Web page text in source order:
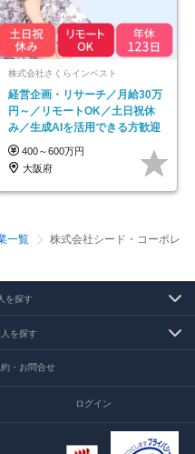
株式会社さくらインベスト
経営企画・リサーチ／月給30万
円～／リモートOK／土日祝休
み／生成AIを活用できる方歓迎
400～600万円
大阪府
一覧
株式会社シード・コーポレ
を探す
を探す
・お問合せ
ログイン